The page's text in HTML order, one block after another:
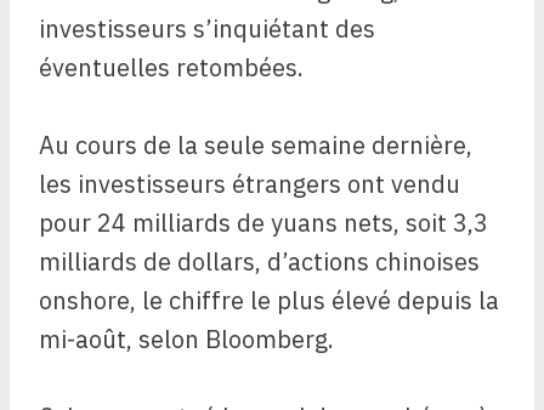
investisseurs s’inquiétant des
éventuelles retombées.
Au cours de la seule semaine dernière,
les investisseurs étrangers ont vendu
pour 24 milliards de yuans nets, soit 3,3
milliards de dollars, d’actions chinoises
onshore, le chiffre le plus élevé depuis la
mi-août, selon Bloomberg.